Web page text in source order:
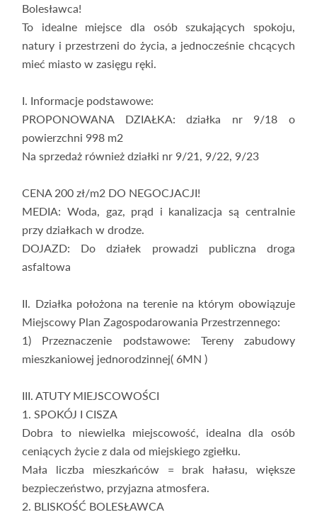
Bolesławca!
To idealne miejsce dla osób szukających spokoju,
natury i przestrzeni do życia, a jednocześnie chcących
mieć miasto w zasięgu ręki.
I. Informacje podstawowe:
PROPONOWANA DZIAŁKA: działka nr 9/18 o
powierzchni 998 m2
Na sprzedaż również działki nr 9/21, 9/22, 9/23
CENA 200 zł/m2 DO NEGOCJACJI!
MEDIA: Woda, gaz, prąd i kanalizacja są centralnie
przy działkach w drodze.
DOJAZD: Do działek prowadzi publiczna droga
asfaltowa
II. Działka położona na terenie na którym obowiązuje
Miejscowy Plan Zagospodarowania Przestrzennego:
1) Przeznaczenie podstawowe: Tereny zabudowy
mieszkaniowej jednorodzinnej( 6MN )
III. ATUTY MIEJSCOWOŚCI
1. SPOKÓJ I CISZA
Dobra to niewielka miejscowość, idealna dla osób
ceniących życie z dala od miejskiego zgiełku.
Mała liczba mieszkańców = brak hałasu, większe
bezpieczeństwo, przyjazna atmosfera.
2. BLISKOŚĆ BOLESŁAWCA